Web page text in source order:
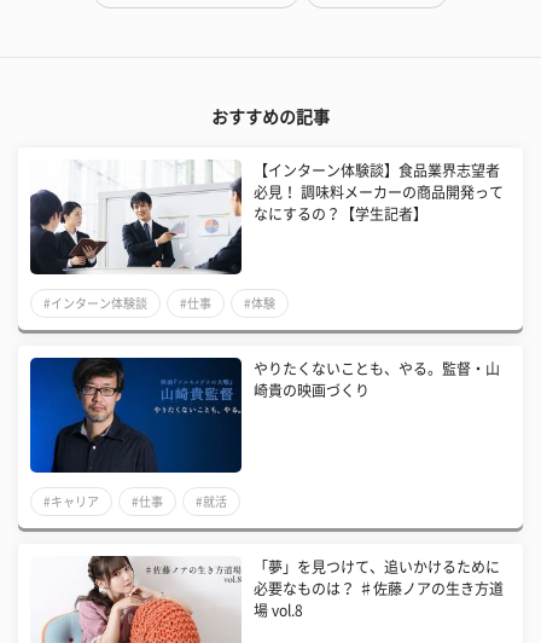
おすすめの記事
【インターン体験談】食品業界志望者
必見！ 調味料メーカーの商品開発って
なにするの？【学生記者】
#インターン体験談 #仕事 #体験
やりたくないことも、やる。監督・山
崎貴の映画づくり
#キャリア #仕事 #就活
「夢」を見つけて、追いかけるために
必要なものは？ ♯佐藤ノアの生き方道
場 vol.8